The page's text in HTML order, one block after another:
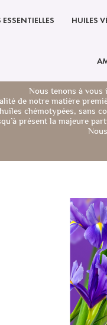
ESSENTIELLES HUILES
Nous tenons à vous
de notre matière
chémotypées, sans
présent la majeure